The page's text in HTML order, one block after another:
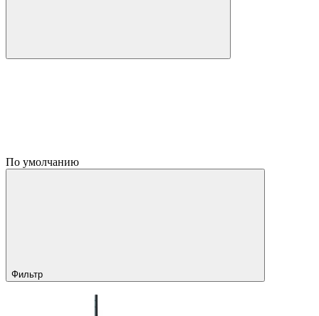
По умолчанию
Фильтр